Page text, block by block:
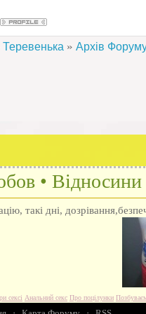
Теревенька » Архів
• Відносини
такі дні,
сексі Анальний секс Про поцілунки